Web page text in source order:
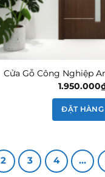
Cửa Gỗ Công Nghiệp
1.950.000
ĐẶT HÀNG
2 3 4 …